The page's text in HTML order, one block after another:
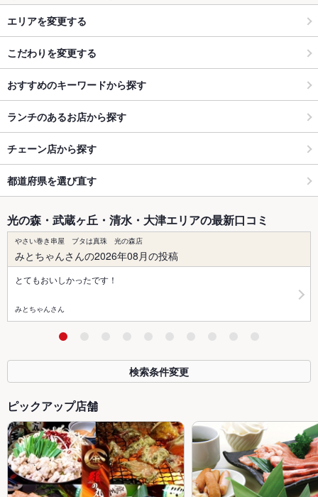
エリアを変更する
こだわりを変更する
おすすめのキーワードから探す
ランチのあるお店から探す
チェーン店から探す
都道府県を選び直す
光の森・武蔵ヶ丘・清水・大津エリアの最新口コミ
やさい巻き串屋 ブタは真珠 光の森店
みとちゃんさんの2026年08月の投稿
とてもおいしかったです！
みとちゃんさん
検索条件変更
ピックアップ店舗